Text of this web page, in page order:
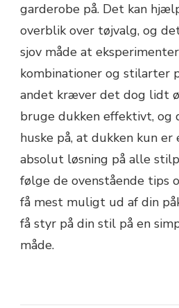
garderobe på. Det kan
overblik over tøjvalg, og
sjov måde at
kombinationer og stilarter
andet kræver det dog lidt
bruge dukken effektivt,
huske på, at dukken kun
absolut løsning på alle
følge de ovenstående tips
få mest muligt ud af din
få styr på din stil på en
måde.